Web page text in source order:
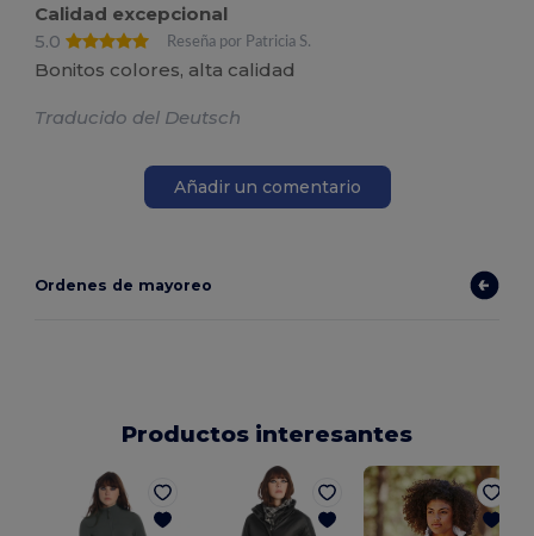
Calidad excepcional
5.0
Reseña por Patricia S.
Bonitos colores, alta calidad
Traducido del Deutsch
Añadir un comentario
Ordenes de mayoreo
Productos interesantes